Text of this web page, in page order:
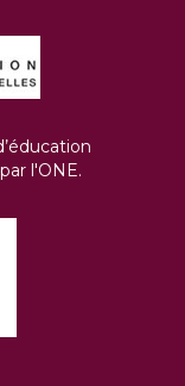
l'ONE.